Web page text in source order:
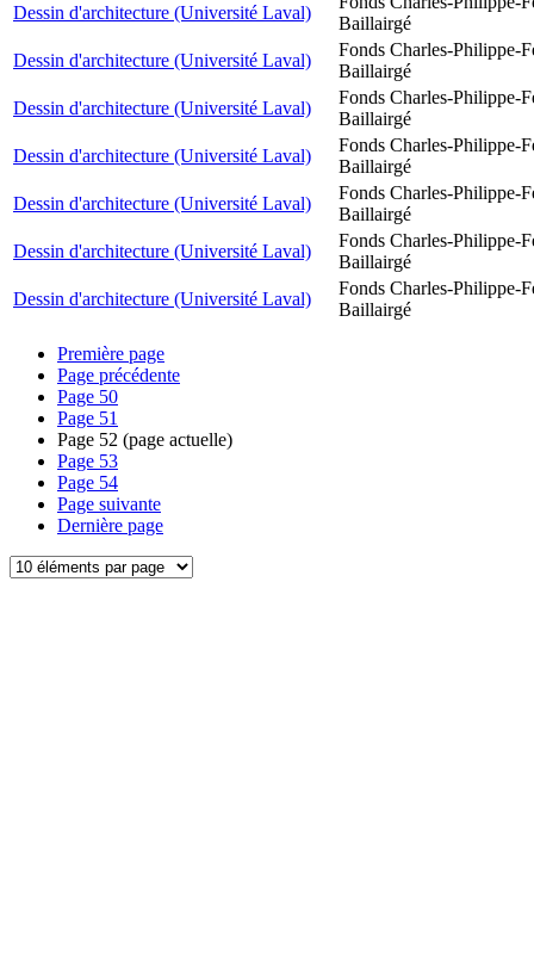
Dessin d'architecture (Université Laval)
Baillairgé
Dessin d'architecture (Université Laval)
Fonds Charles-Philippe-
Baillairgé
Dessin d'architecture (Université Laval)
Fonds Charles-Philippe-
Baillairgé
Dessin d'architecture (Université Laval)
Fonds Charles-Philippe-
Baillairgé
Dessin d'architecture (Université Laval)
Fonds Charles-Philippe-
Baillairgé
Dessin d'architecture (Université Laval)
Fonds Charles-Philippe-
Baillairgé
Dessin d'architecture (Université Laval)
Fonds Charles-Philippe-
Baillairgé
Première page
Page précédente
Page 50
Page 51
Page 52 (page actuelle)
Page 53
Page 54
Page suivante
Dernière page